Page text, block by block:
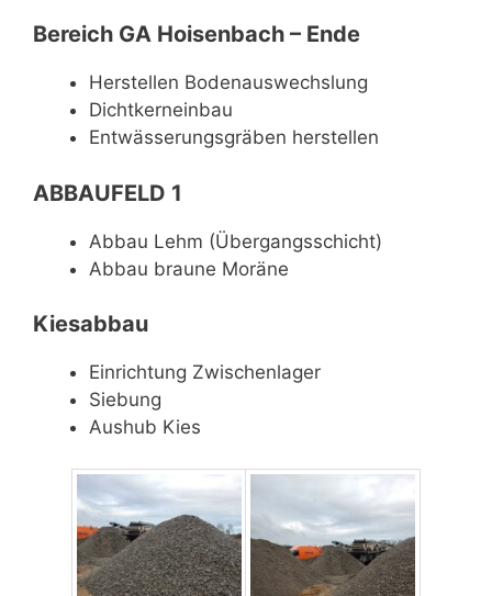
Bereich GA Hoisenbach – Ende
Herstellen Bodenauswechslung
Dichtkerneinbau
Entwässerungsgräben herstellen
ABBAUFELD 1
Abbau Lehm (Übergangsschicht)
Abbau braune Moräne
Kiesabbau
Einrichtung Zwischenlager
Siebung
Aushub Kies